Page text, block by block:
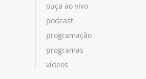
ouça ao vivo
podcast
programação
programas
vídeos